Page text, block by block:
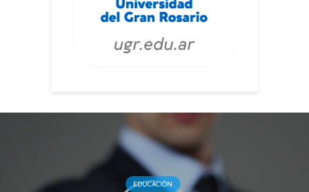
EDUCACIÓN